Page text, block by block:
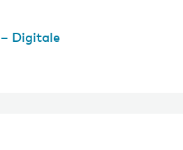
Digitale